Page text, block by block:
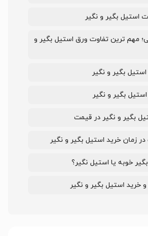
استیل بگیر و نگیر
مهم ترین تفاوت ورق استیل بگیر و
بگیر و نگیر
بگیر و نگیر
بگیر و نگیر در قیمت
زمان خرید استیل بگیر و نگیر
خوبه یا استیل نگیر؟
خرید استیل بگیر و نگیر